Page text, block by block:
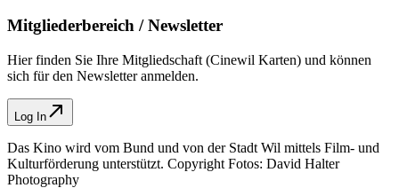
Mitgliederbereich / Newsletter
Hier finden Sie Ihre Mitgliedschaft (Cinewil Karten) und können
sich für den Newsletter anmelden.
Log In
Das Kino wird vom Bund und von der Stadt Wil mittels Film- und
Kulturförderung unterstützt. Copyright Fotos: David Halter
Photography